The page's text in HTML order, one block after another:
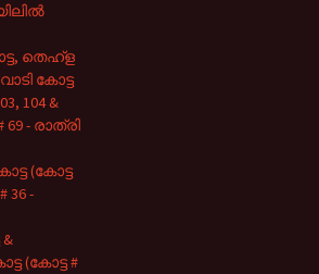
തെഹ്ള
കോട്ട
104 &
69 - രാത്രി
(കോട്ട
36 -
(കോട്ട #